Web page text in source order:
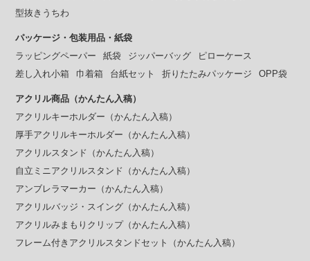
型抜きうちわ
パッケージ・包装用品・紙袋
ラッピングペーパー
紙袋 ジッパーバッグ
ピローケース
差し入れ小箱
巾着箱 台紙セット 折りたたみパッケージ OPP袋
アクリル商品（かんたん入稿）
アクリルキーホルダー（かんたん入稿）
厚手アクリルキーホルダー（かんたん入稿）
アクリルスタンド（かんたん入稿）
自立ミニアクリルスタンド（かんたん入稿）
アンブレラマーカー（かんたん入稿）
アクリルバッジ・スイング（かんたん入稿）
アクリルみまもりクリップ（かんたん入稿）
フレーム付きアクリルスタンドセット（かんたん入稿）